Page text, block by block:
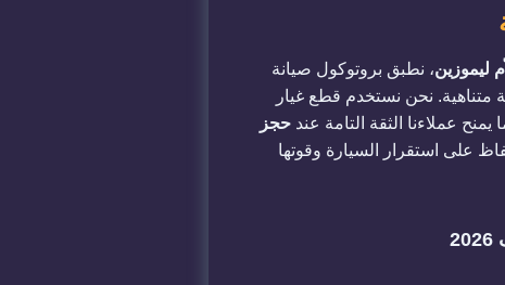
ليموزين، نطبق بروتوكول صيانة
نحن نستخدم قطع غيار
عملاءنا الثقة التامة عند حجز
على استقرار السيارة وقوتها